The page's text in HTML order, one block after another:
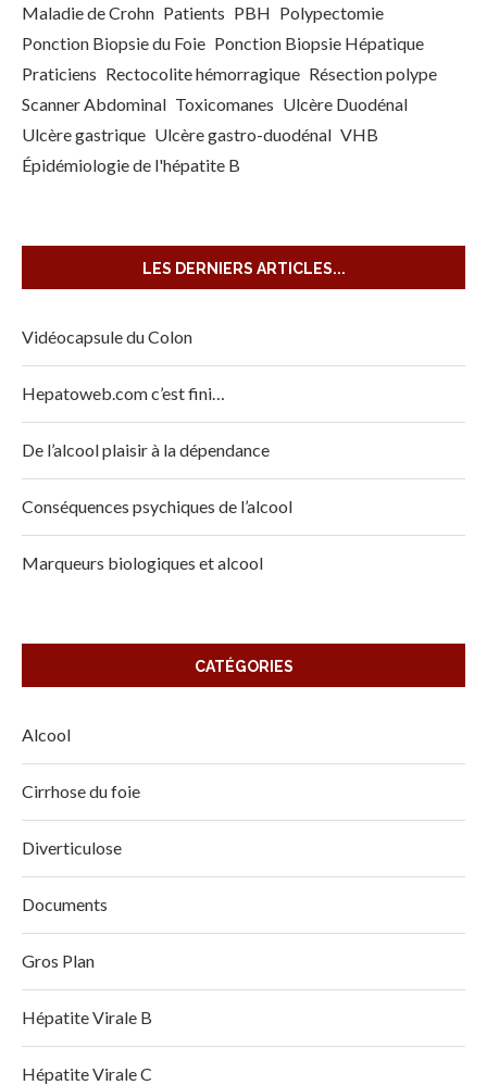
Maladie de Crohn Patients PBH Polypectomie
Ponction Biopsie du Foie Ponction Biopsie Hépatique
Praticiens Rectocolite hémorragique Résection polype
Scanner Abdominal Toxicomanes Ulcère Duodénal
Ulcère gastrique Ulcère gastro-duodénal VHB
Épidémiologie de l'hépatite B
LES DERNIERS ARTICLES...
Vidéocapsule du Colon
Hepatoweb.com c’est fini…
De l’alcool plaisir à la dépendance
Conséquences psychiques de l’alcool
Marqueurs biologiques et alcool
CATÉGORIES
Alcool
Cirrhose du foie
Diverticulose
Documents
Gros Plan
Hépatite Virale B
Hépatite Virale C